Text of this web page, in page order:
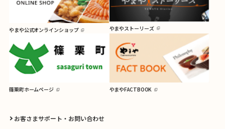
お客さまサポート・お問い合わせ
やまや公式オンラインショップ やまやストーリーズ
篠栗町ホームページ やまやFACTBOOK